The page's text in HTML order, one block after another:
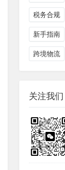
税务合规
新手指南
跨境物流
关注我们